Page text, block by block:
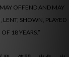
OFFEND AND MAY
LENT, SHOWN, PLAYED
18 YEARS.”